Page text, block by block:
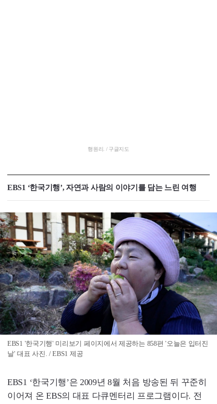
행원리. / 구글지도
EBS1 ‘한국기행’, 자연과 사람의 이야기를 담는 느린 여행
EBS1 '한국기행' 미리보기 페이지에서 제공하는 858편 '오늘은 입터진
날' 대표 사진. / EBS1 제공
EBS1 ‘한국기행’은 2009년 8월 처음 방송된 뒤 꾸준히
이어져 온 EBS의 대표 다큐멘터리 프로그램이다. 전